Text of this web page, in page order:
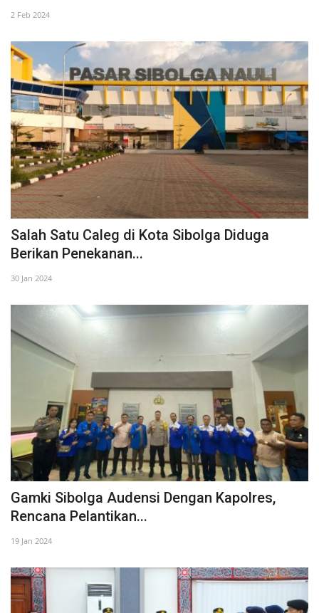
2 Feb 2024
Salah Satu Caleg di Kota Sibolga Diduga
Berikan Penekanan...
30 Jan 2024
Gamki Sibolga Audensi Dengan Kapolres,
Rencana Pelantikan...
19 Jan 2024